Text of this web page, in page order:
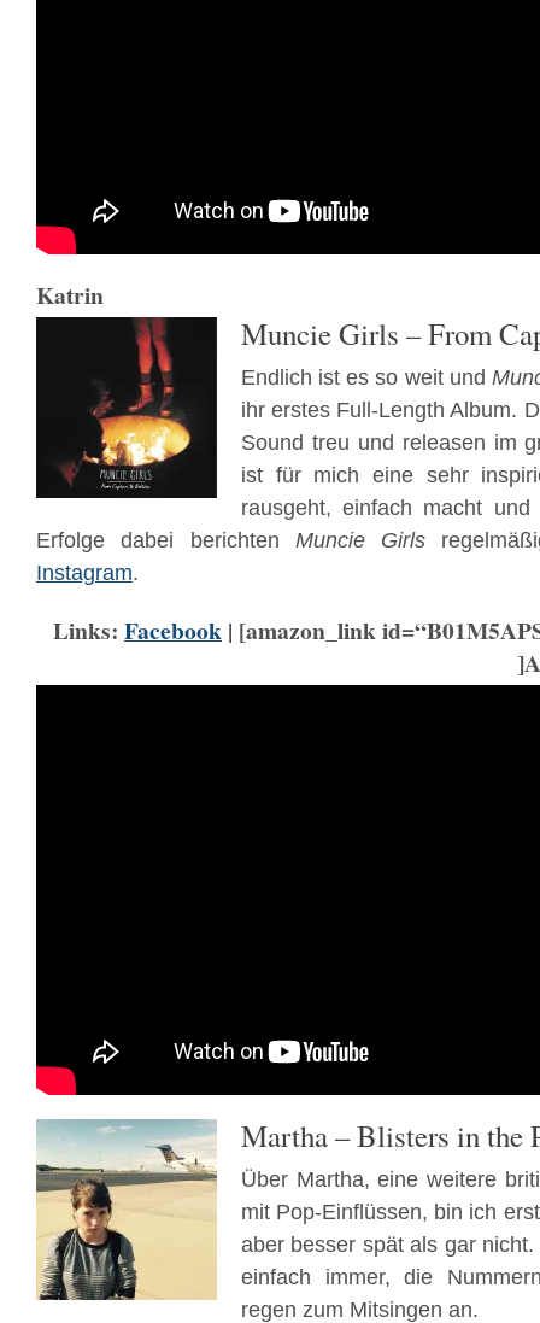
Katrin
Muncie Girls – From
Endlich ist es so weit und
ihr erstes Full-Length Album.
Sound treu und releasen im
ist für mich eine sehr
rausgeht, einfach macht
Erfolge dabei berichten Muncie Girls
Instagram.
Links: Facebook | [amazon_link
Martha – Blisters in the
Über Martha, eine weitere
mit Pop-Einflüssen, bin ich
aber besser spät als gar
einfach immer, die
regen zum Mitsingen an.